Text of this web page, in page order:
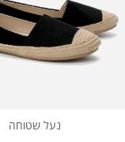
נעל שטוחה